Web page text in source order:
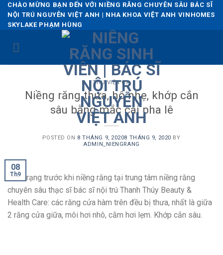
Skip
content
CHÀO MỪNG BẠN ĐẾN VỚI NIỀNG RĂNG CHUYÊN SÂU BÁC SĨ
NỘI TRÚ NGUYỄN VIỆT ANH | NHA KHOA VIỆT ANH VINHOMES
SKYLAKE PHẠM HÙNG
THƯ VIỆN CA
Niềng răng thưa, hô nhẹ, khớp cắn
sâu bằng mắc cài pha lê
POSTED ON 8 THÁNG 9, 20208 THÁNG 9, 2020 BY
ADMIN_NIENGRANG
08
Th9
Tình trạng trước khi niềng răng tại trung tâm niềng răng
chuyên sâu thạc sĩ bác sĩ nội trú Thanh Thúy Beauty &
Health Care: các răng cửa hàm trên đều bị thưa, nhất là giữa
2 răng cửa giữa, môi hơi nhô, cằm hơi lẹm. Khớp cắn sâu.